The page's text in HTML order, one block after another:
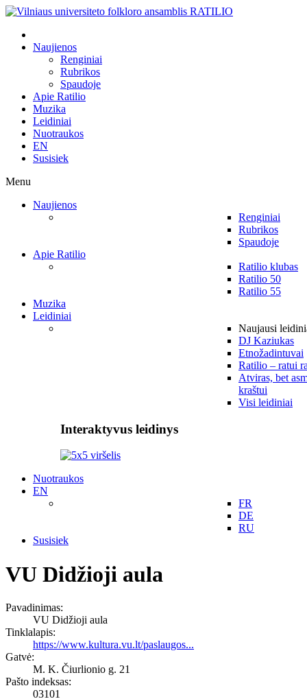
Naujienos
Renginiai
Rubrikos
Spaudoje
Apie Ratilio
Muzika
Leidiniai
Nuotraukos
EN
Susisiek
Menu
Naujienos
Renginiai
Rubrikos
Spaudoje
Apie Ratilio
Ratilio klubas
Ratilio 50
Ratilio 55
Muzika
Leidiniai
Naujausi
DJ Kaziukas
Etnožadintuvai
Ratilio – ratui
Atviras, bet
kraštui
Visi leidiniai
Interaktyvus leidinys
Nuotraukos
EN
FR
DE
RU
Susisiek
VU Didžioji aula
Pavadinimas:
VU Didžioji aula
Tinklalapis:
https://www.kultura.vu.lt/paslaugos...
Gatvė:
M. K. Čiurlionio g. 21
Pašto indeksas:
03101